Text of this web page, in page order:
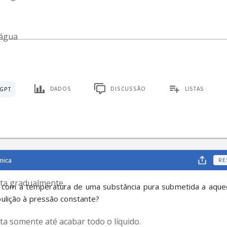
DADOS DISCUSSÃO LISTAS
a temperatura de uma substância pura submetida a
à pressão constante?
gradualmente.
somente até acabar todo o líquido.